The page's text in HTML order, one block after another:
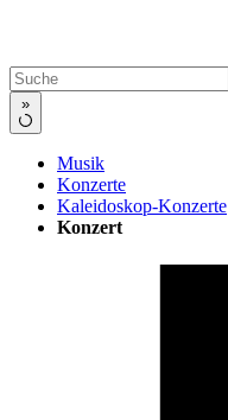
»
Musik
Konzerte
Kaleidoskop-Konzerte
Konzert